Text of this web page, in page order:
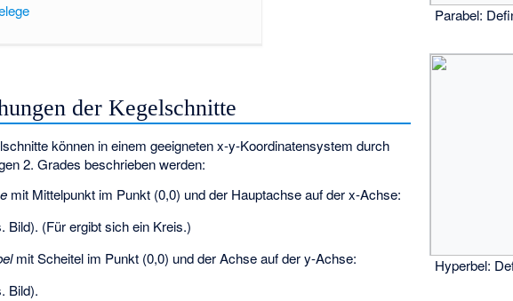
Parabel:
Hyperbel:
der Kegelschnitte
können in einem geeigneten x-y-Koordinatensystem durch
2. Grades beschrieben werden:
mit Mittelpunkt im Punkt (0,0) und der Hauptachse auf der x-Achse:
Bild). (Fürergibt sich ein Kreis.)
mit Scheitel im Punkt (0,0) und der Achse auf der y-Achse:
Bild).